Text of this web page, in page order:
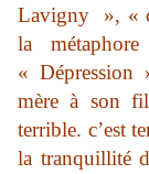
Lavigny », «
la
« Dépression
mère à son
terrible. c’est
la tranquillité